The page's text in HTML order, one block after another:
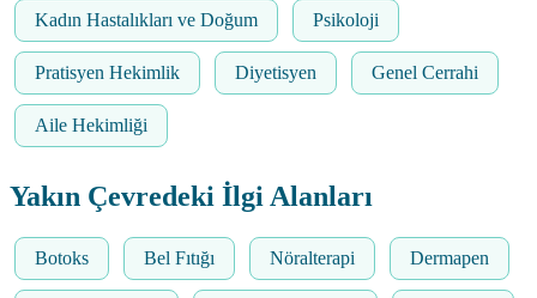
Kadın Hastalıkları ve Doğum Psikoloji
Pratisyen Hekimlik Diyetisyen Genel Cerrahi
Aile Hekimliği
Yakın Çevredeki İlgi Alanları
Botoks Bel Fıtığı Nöralterapi Dermapen